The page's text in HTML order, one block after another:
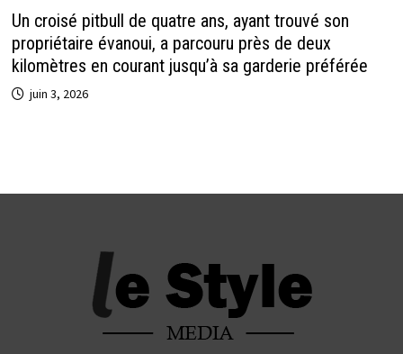
Un croisé pitbull de quatre ans, ayant trouvé son
propriétaire évanoui, a parcouru près de deux
kilomètres en courant jusqu’à sa garderie préférée
juin 3, 2026